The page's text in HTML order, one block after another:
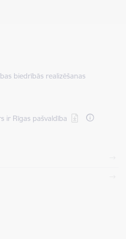
biedrībās realizēšanas
ir Rīgas pašvaldība